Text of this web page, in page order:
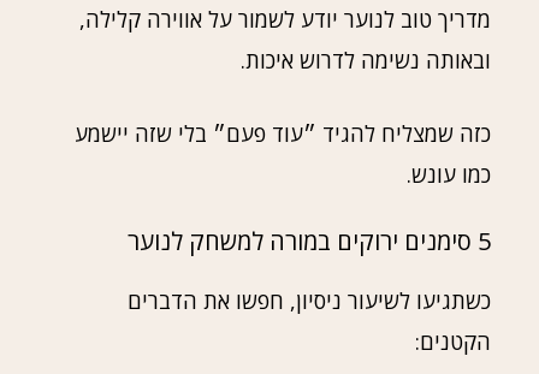
מדריך טוב לנוער יודע לשמור על אווירה קלילה,
ובאותה נשימה לדרוש איכות.
כזה שמצליח להגיד ״עוד פעם״ בלי שזה יישמע
כמו עונש.
5 סימנים ירוקים במורה למשחק לנוער
כשתגיעו לשיעור ניסיון, חפשו את הדברים
הקטנים: